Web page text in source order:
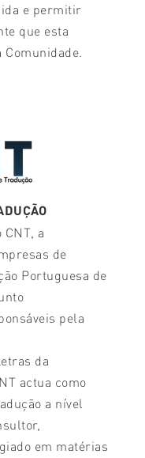
e permitir
que esta
a
de
Portuguesa de
pela
da
actua como
a nível
em matérias